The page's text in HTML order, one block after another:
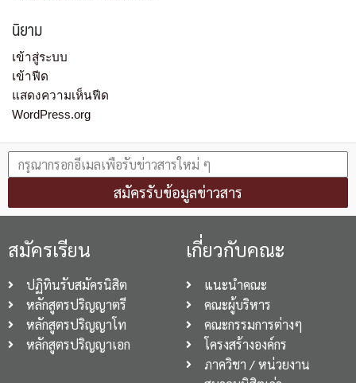
นิยาม
เข้าสู่ระบบ
เข้าฟีด
แสดงความเห็นฟีด
WordPress.org
สมัครรับข้อมูลข่าวสาร
สมัครเรียน
ปฏิทินรับสมัครนิสิต
หลักสูตรปริญญาตรี
หลักสูตรปริญญาโท
หลักสูตรปริญญาเอก
เกี่ยวกับคณะ
แนะนำคณะ
คณะผู้บริหาร
คณะกรรมการต่างๆ
โครงสร้างองค์กร
ภาควิชา / หน่วยงาน